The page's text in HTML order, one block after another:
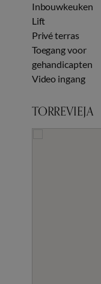
Inbouwkeuken
Lift
Privé terras
Toegang voor
gehandicapten
Video ingang
TORREVIEJA